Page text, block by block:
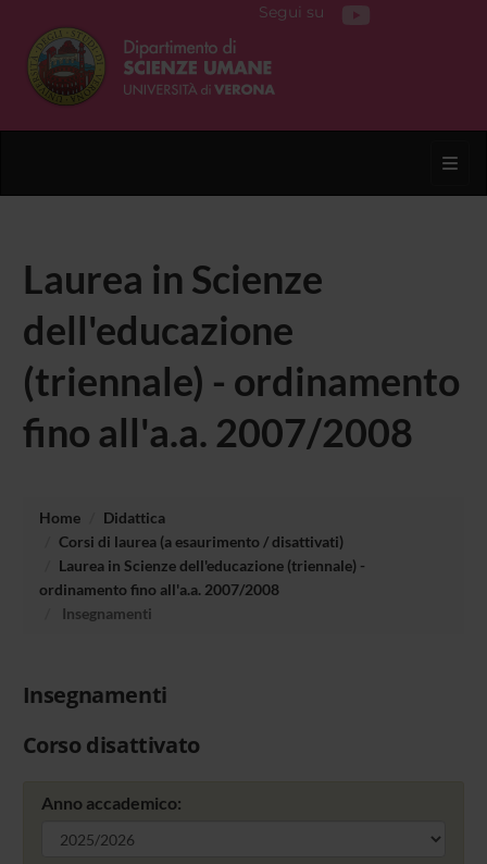
Segui su
Laurea in Scienze
dell'educazione
(triennale) - ordinamento
fino all'a.a. 2007/2008
Home
Didattica
Corsi di laurea (a esaurimento / disattivati)
Laurea in Scienze dell'educazione (triennale) -
ordinamento fino all'a.a. 2007/2008
Insegnamenti
Insegnamenti
Corso disattivato
Anno accademico: